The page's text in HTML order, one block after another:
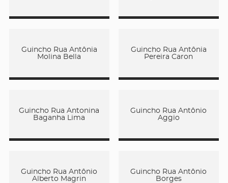
Guincho Rua Antônia
Molina Bella
Guincho Rua Antônia
Pereira Caron
Guincho Rua Antonina
Baganha Lima
Guincho Rua Antônio
Aggio
Guincho Rua Antônio
Alberto Magrin
Guincho Rua Antônio
Borges